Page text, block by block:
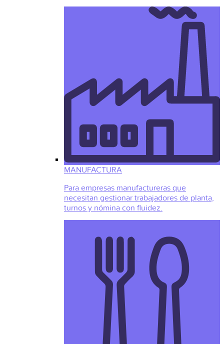
MANUFACTURA
Para empresas manufactureras que
necesitan gestionar trabajadores de planta,
turnos y nómina con fluidez.